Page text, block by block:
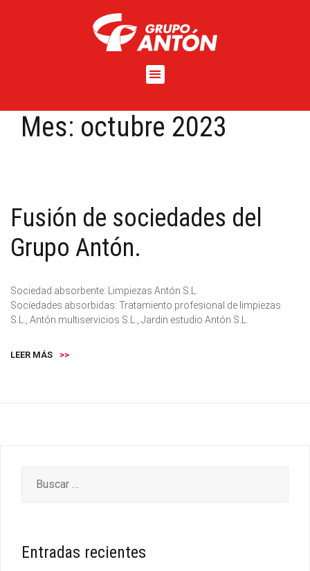
Mes: octubre 2023
Fusión de sociedades del
Grupo Antón.
Sociedad absorbente: Limpiezas Antón S.L.
Sociedades absorbidas: Tratamiento profesional de limpiezas
S.L., Antón multiservicios S.L., Jardin estudio Antón S.L.
LEER MÁS >>
Entradas recientes